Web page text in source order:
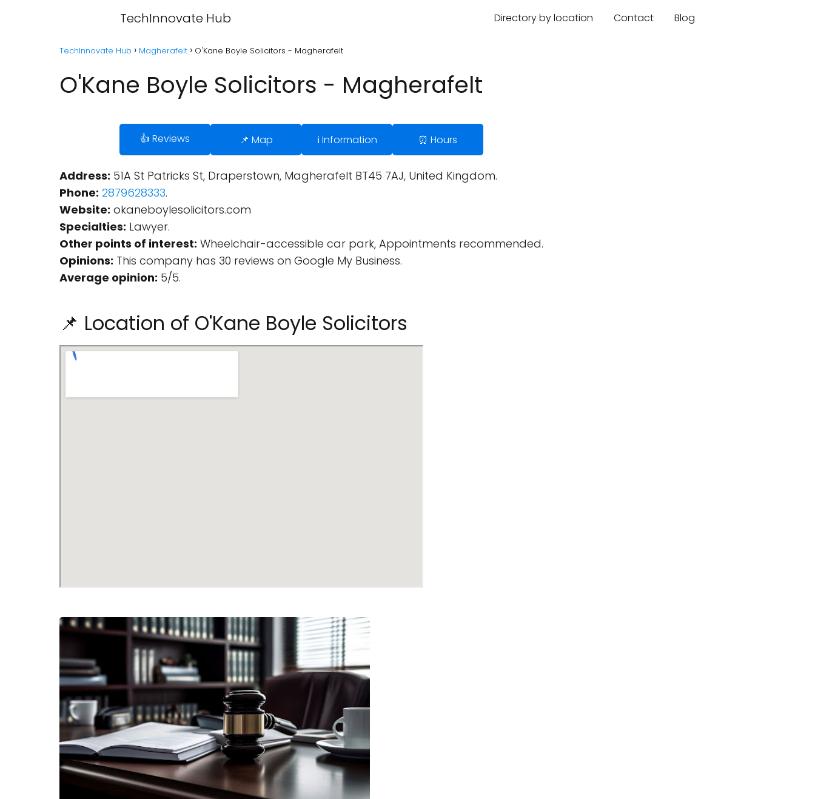
TechInnovate Hub Directory by location Contact Blog
TechInnovate Hub Magherafelt O'Kane Boyle Solicitors - Magherafelt
O'Kane Boyle Solicitors - Magherafelt
👍 Reviews 📌 Map ℹ️ Information ⏰ Hours
Address: 51A St Patricks St, Draperstown, Magherafelt BT45 7AJ, United Kingdom.
Phone: 2879628333.
Website: okaneboylesolicitors.com
Specialties: Lawyer.
Other points of interest: Wheelchair-accessible car park, Appointments recommended.
Opinions: This company has 30 reviews on Google My Business.
Average opinion: 5/5.
📌 Location of O'Kane Boyle Solicitors